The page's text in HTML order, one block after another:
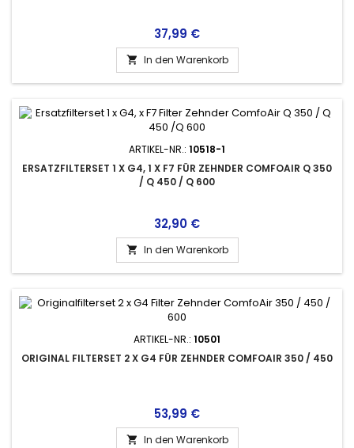
Preis
37,99 €
 In den Warenkorb
ARTIKEL-NR.: 10518-1
ERSATZFILTERSET 1 X G4, 1 X F7 FÜR ZEHNDER COMFOAIR Q 350
/ Q 450 / Q 600
Preis
32,90 €
 In den Warenkorb
ARTIKEL-NR.: 10501
ORIGINAL FILTERSET 2 X G4 FÜR ZEHNDER COMFOAIR 350 / 450
Preis
53,99 €
 In den Warenkorb